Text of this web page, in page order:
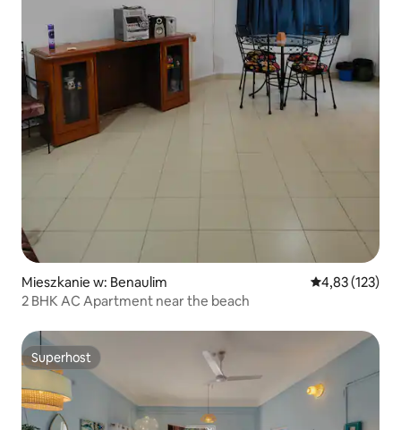
Mieszkanie w: Benaulim Średnia
4,83 (123)
2 BHK AC Apartment near the beach
Superhost
Superhost